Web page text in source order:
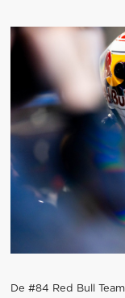
De #84 Red Bull